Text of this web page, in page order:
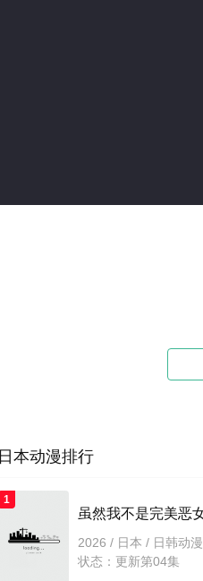
日本动漫排行
1
2026 / 日本 / 日韩动漫
状态：更新第04集